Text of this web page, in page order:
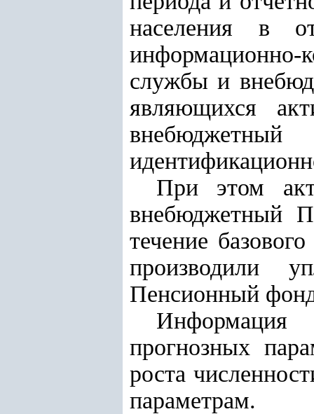
населения в
службы и
являющихся
При этом
внебюджетный
течение
производили
Пенсионный
Информация
прогнозных
роста
параметрам.